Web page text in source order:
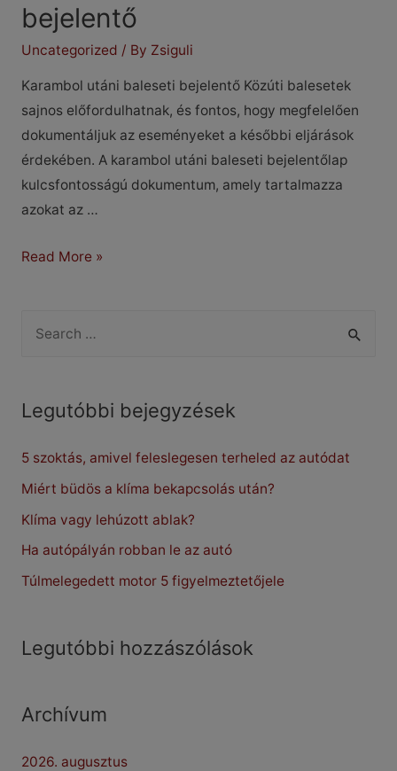
bejelentő
Uncategorized / By Zsiguli
Karambol utáni baleseti bejelentő Közúti balesetek
sajnos előfordulhatnak, és fontos, hogy megfelelően
dokumentáljuk az eseményeket a későbbi eljárások
érdekében. A karambol utáni baleseti bejelentőlap
kulcsfontosságú dokumentum, amely tartalmazza
azokat az …
Karambol
bejelentő
Read More »
r
h
f
o
r
Legutóbbi bejegyzések
5 szoktás, amivel feleslegesen terheled az autódat
Miért büdös a klíma bekapcsolás után?
Klíma vagy lehúzott ablak?
Ha autópályán robban le az autó
Túlmelegedett motor 5 figyelmeztetőjele
Legutóbbi hozzászólások
Archívum
2026. augusztus